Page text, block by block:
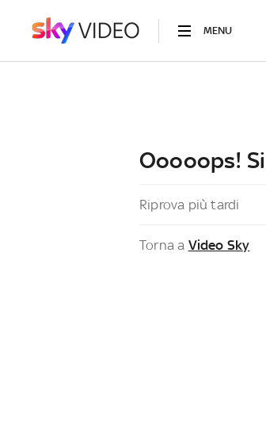
MENU
Ooooops!
Riprova più tardi
Torna a Video Sky